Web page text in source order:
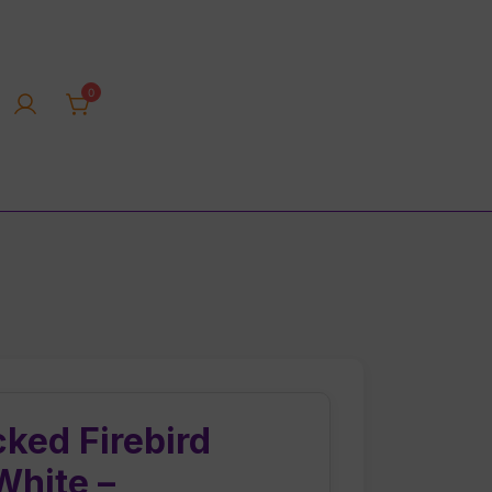
0
Firebird
–